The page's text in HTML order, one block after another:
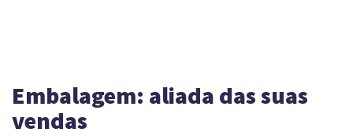
Embalagem: aliada das suas
vendas